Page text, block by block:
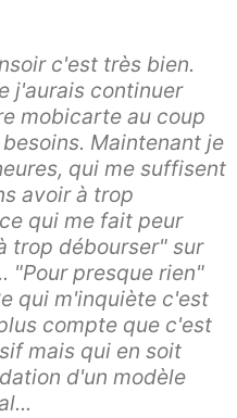
c'est très bien.
j'aurais continuer
mobicarte au coup
Maintenant je
qui me suffisent
avoir à trop
qui me fait peur
trop débourser" sur
"Pour presque rien"
qui m'inquiète c'est
compte que c'est
mais qui en soit
d'un modèle